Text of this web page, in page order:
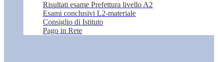
Risultati esame Prefettura livello A2
Esami conclusivi L2-materiale
Consiglio di Istituto
Pago in Rete